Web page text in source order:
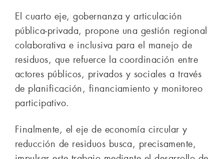
El cuarto eje, gobernanza y articulación
pública‑privada, propone una gestión regional
colaborativa e inclusiva para el manejo de
residuos, que refuerce la coordinación entre
actores públicos, privados y sociales a través
de planificación, financiamiento y monitoreo
participativo.
Finalmente, el eje de economía circular y
reducción de residuos busca, precisamente,